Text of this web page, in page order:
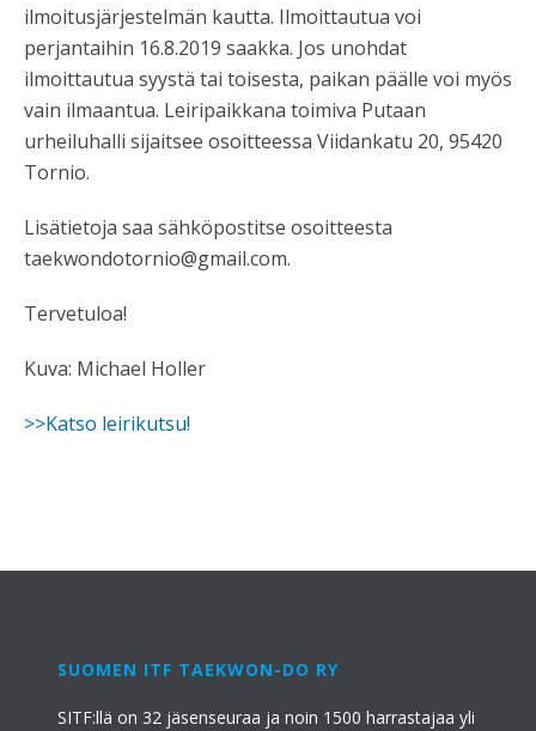
ilmoitusjärjestelmän kautta. Ilmoittautua voi
perjantaihin 16.8.2019 saakka. Jos unohdat
ilmoittautua syystä tai toisesta, paikan päälle voi myös
vain ilmaantua. Leiripaikkana toimiva Putaan
urheiluhalli sijaitsee osoitteessa Viidankatu 20, 95420
Tornio.
Lisätietoja saa sähköpostitse osoitteesta
taekwondotornio@gmail.com.
Tervetuloa!
Kuva: Michael Holler
>>Katso leirikutsu!
SUOMEN ITF TAEKWON-DO RY
SITF:llä on 32 jäsenseuraa ja noin 1500 harrastajaa yli